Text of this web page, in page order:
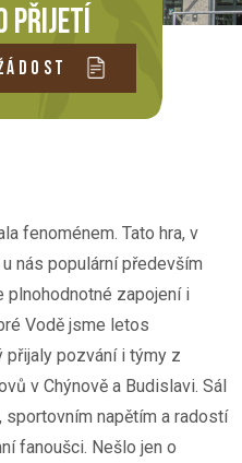
PŘIJETÍ
fenoménem. Tato hra, v
nás populární především
zapojení i
Vodě jsme letos
přijaly pozvání i týmy z
v Chýnově a Budislavi. Sál
napětím a radostí
fanoušci. Nešlo jen o